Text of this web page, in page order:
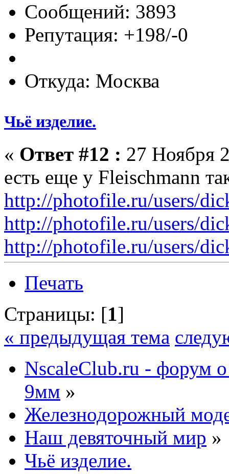
Сообщений: 3893
Репутация: +198/-0
Откуда: Москва
Чьё изделие.
« Ответ #12 : 27 Ноября
есть еще у Fleischmann
http://photofile.ru/users/
http://photofile.ru/users/
http://photofile.ru/users/
Печать
Страницы: [1]
« предыдущая тема
NscaleClub.ru - форум
9мм »
Железнодорожный
Наш девяточный мир »
Чьё изделие.